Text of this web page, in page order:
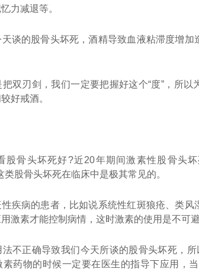
力减退等。
谈的股骨头坏死，酒精导致血液粘滞度增加
双刃剑，我们一定要把握好这个“度”，所以
好戒酒。
股骨头坏死好?近20年期间激素性股骨头
类股骨头坏死在临床中是极其常见的。
疾病的患者，比如说系统性红斑狼疮、类风
激素才能控制病情，这时激素的使用是不可避
不正确导致我们今天所谈的股骨头坏死，所
素药物的时候一定要在医生的指导下应用，